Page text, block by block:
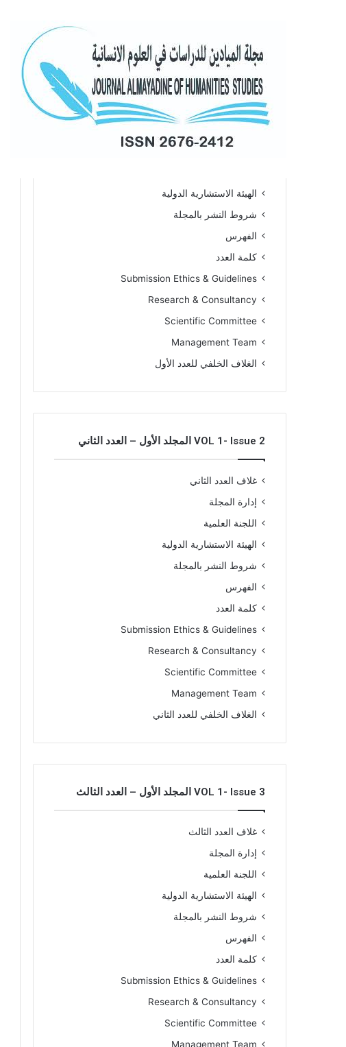
VOL 1- Issue 1 المجلد الأول – العدد الأول
الهيئة الاستشارية الدولية
شروط النشر بالمجلة
الفهرس
كلمة العدد
Submission Ethics & Guidelines
Research & Consultancy
Scientific Committee
Management Team
الغلاف الخلفي للعدد الأول
VOL 1- Issue 2 المجلد الأول – العدد الثاني
غلاف العدد الثاني
إدارة المجلة
اللجنة العلمية
الهيئة الاستشارية الدولية
شروط النشر بالمجلة
الفهرس
كلمة العدد
Submission Ethics & Guidelines
Research & Consultancy
Scientific Committee
Management Team
الغلاف الخلفي للعدد الثاني
VOL 1- Issue 3 المجلد الأول – العدد الثالث
غلاف العدد الثالث
إدارة المجلة
اللجنة العلمية
الهيئة الاستشارية الدولية
شروط النشر بالمجلة
الفهرس
كلمة العدد
Submission Ethics & Guidelines
Research & Consultancy
Scientific Committee
Management Team